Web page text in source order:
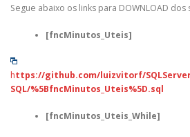
Segue abaixo os links para DOWNLOAD
[fncMinutos_Uteis]
https://github.com/luizvitorf/
SQL/%5BfncMinutos_Uteis%5D.sql
[fncMinutos_Uteis_While]